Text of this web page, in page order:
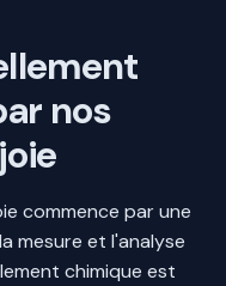
nos
commence par une
mesure et l'analyse
chimique est